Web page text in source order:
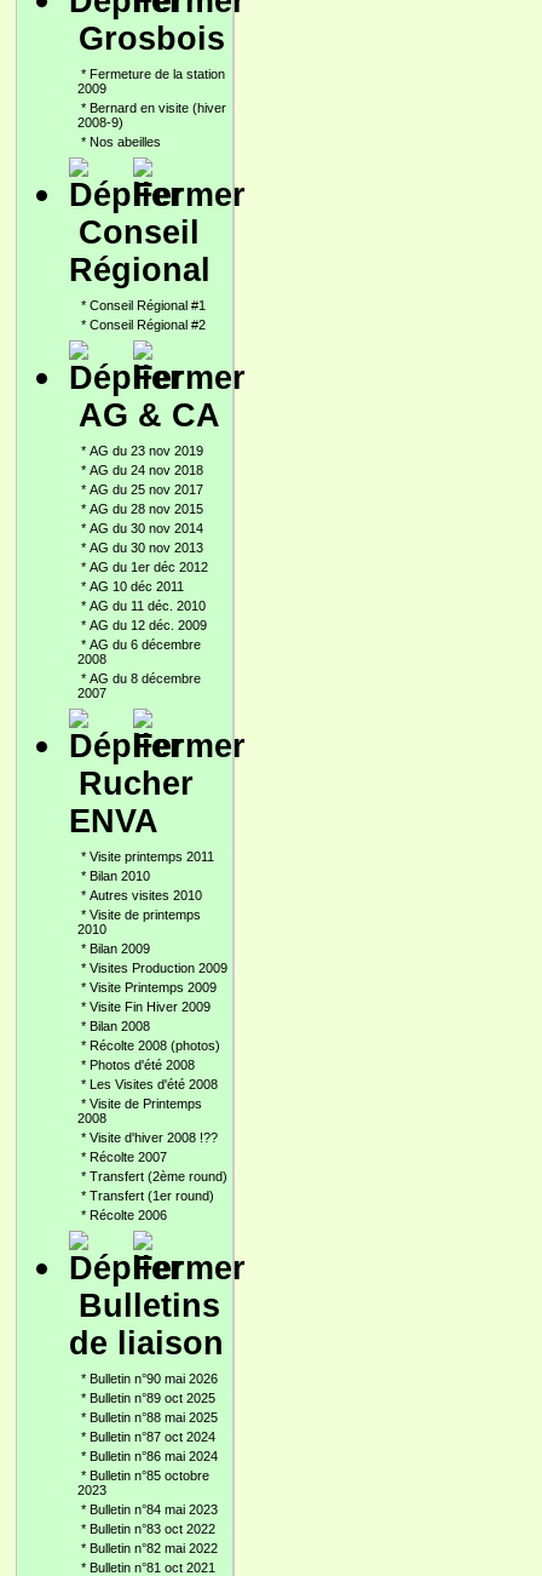
Grosbois
* Fermeture de la station
2009
* Bernard en visite (hiver
2008-9)
* Nos abeilles
Conseil
Régional
* Conseil Régional #1
* Conseil Régional #2
AG & CA
* AG du 23 nov 2019
* AG du 24 nov 2018
* AG du 25 nov 2017
* AG du 28 nov 2015
* AG du 30 nov 2014
* AG du 30 nov 2013
* AG du 1er déc 2012
* AG 10 déc 2011
* AG du 11 déc. 2010
* AG du 12 déc. 2009
* AG du 6 décembre
2008
* AG du 8 décembre
2007
Rucher
ENVA
* Visite printemps 2011
* Bilan 2010
* Autres visites 2010
* Visite de printemps
2010
* Bilan 2009
* Visites Production 2009
* Visite Printemps 2009
* Visite Fin Hiver 2009
* Bilan 2008
* Récolte 2008 (photos)
* Photos d'été 2008
* Les Visites d'été 2008
* Visite de Printemps
2008
* Visite d'hiver 2008 !??
* Récolte 2007
* Transfert (2ème round)
* Transfert (1er round)
* Récolte 2006
Bulletins
de liaison
* Bulletin n°90 mai 2026
* Bulletin n°89 oct 2025
* Bulletin n°88 mai 2025
* Bulletin n°87 oct 2024
* Bulletin n°86 mai 2024
* Bulletin n°85 octobre
2023
* Bulletin n°84 mai 2023
* Bulletin n°83 oct 2022
* Bulletin n°82 mai 2022
* Bulletin n°81 oct 2021